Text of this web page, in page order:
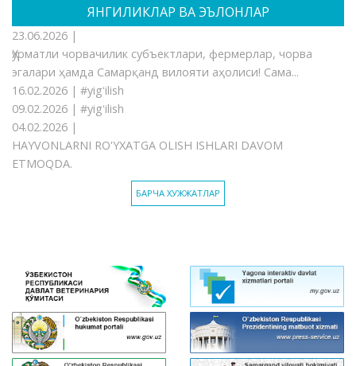
ЯНГИЛИКЛАР ВА ЭЪЛОНЛАР
23.06.2026 |
Ҳурматли чорвачилик субъектлари, фермерлар, чорва
эгалари ҳамда Самарқанд вилояти аҳолиси! Сама...
16.02.2026 | #yigʻilish
09.02.2026 | #yigʻilish
04.02.2026 |
HAYVONLARNI RO'YXATGA OLISH ISHLARI DAVOM
ETMOQDA.
БАРЧА ХУЖЖАТЛАР